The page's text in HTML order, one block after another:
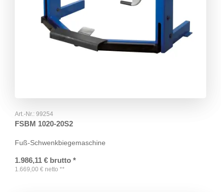
Art.-Nr.: 99254
FSBM 1020-20S2
Fuß-Schwenkbiegemaschine
1.986,11 € brutto *
1.669,00 € netto **